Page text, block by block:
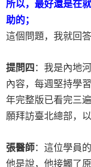
所以，最好還是在
助的；
這個問題，我就回答
提問四：我是內地
內容，每週堅持學
年完整版已看完三
願拜訪臺北總部，
張醫師：這位學員
他是說，他接觸了